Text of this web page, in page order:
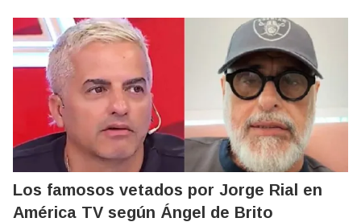
Los famosos vetados por Jorge Rial en
América TV según Ángel de Brito